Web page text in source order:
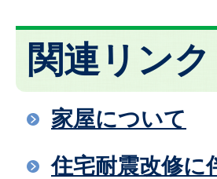
関連リンク
家屋について
住宅耐震改修に